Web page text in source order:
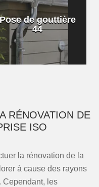
de gouttière
44
RÉNOVATION DE
ISO
la rénovation de la
à cause des rayons
Cependant, les